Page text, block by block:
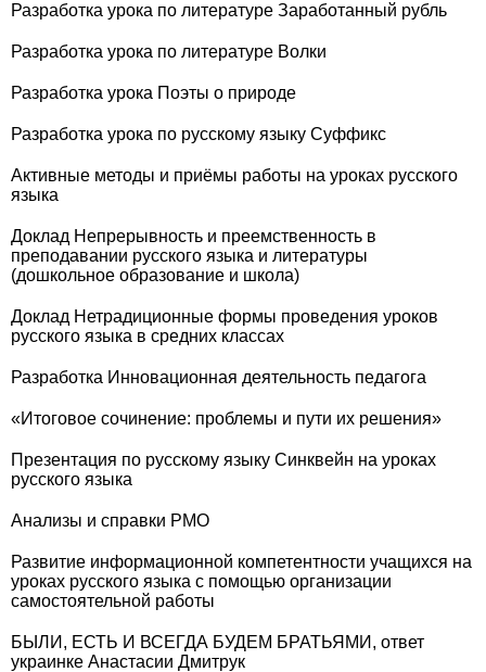
Разработка урока по литературе Заработанный рубль
Разработка урока по литературе Волки
Разработка урока Поэты о природе
Разработка урока по русскому языку Суффикс
Активные методы и приёмы работы на уроках русского
языка
Доклад Непрерывность и преемственность в
преподавании русского языка и литературы
(дошкольное образование и школа)
Доклад Нетрадиционные формы проведения уроков
русского языка в средних классах
Разработка Инновационная деятельность педагога
«Итоговое сочинение: проблемы и пути их решения»
Презентация по русскому языку Синквейн на уроках
русского языка
Анализы и справки РМО
Развитие информационной компетентности учащихся на
уроках русского языка с помощью организации
самостоятельной работы
БЫЛИ, ЕСТЬ И ВСЕГДА БУДЕМ БРАТЬЯМИ, ответ
украинке Анастасии Дмитрук